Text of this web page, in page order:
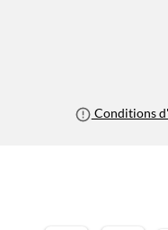
Conditions